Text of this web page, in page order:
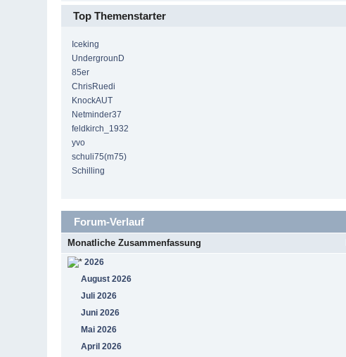
Top Themenstarter
Iceking
UndergrounD
85er
ChrisRuedi
KnockAUT
Netminder37
feldkirch_1932
yvo
schuli75(m75)
Schilling
Forum-Verlauf
Monatliche Zusammenfassung
2026
August 2026
Juli 2026
Juni 2026
Mai 2026
April 2026